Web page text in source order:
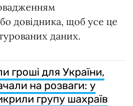
довідника, щоб усе це
даних.
гроші для України,
на розваги: у
групу шахраїв